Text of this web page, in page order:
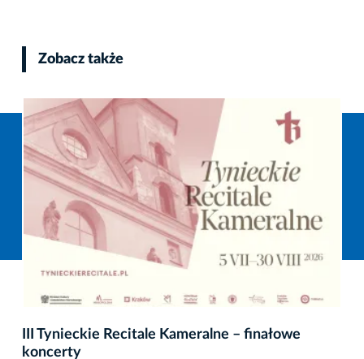
Zobacz także
III Tynieckie Recitale Kameralne – finałowe
koncerty